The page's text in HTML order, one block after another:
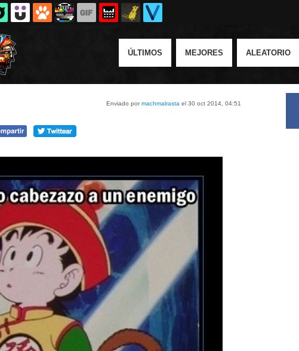
ÚLTIMOS MEJORES ALEATORIO
Enviado pormachmalrasta el 30 oct 2014, 04:51